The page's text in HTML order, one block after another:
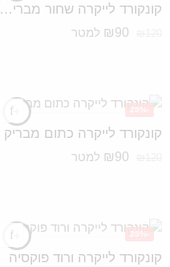
קונקורד לייקרה שחור מבריק עיגולים
₪90 למטר
-25%
קונקורד לייקרה כתום מבריק
₪90 למטר
-25%
קונקורד לייקרה ורוד פוקסיה